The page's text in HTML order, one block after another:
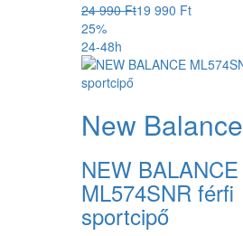
24 990 Ft19 990 Ft
25%
24-48h
New Balance
NEW BALANCE
ML574SNR férfi
sportcipő